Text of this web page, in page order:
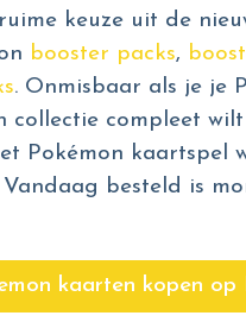
keuze uit de
booster packs,
. Onmisbaar als je je
collectie compleet
Pokémon kaartspel
Vandaag besteld is
kaarten kopen op